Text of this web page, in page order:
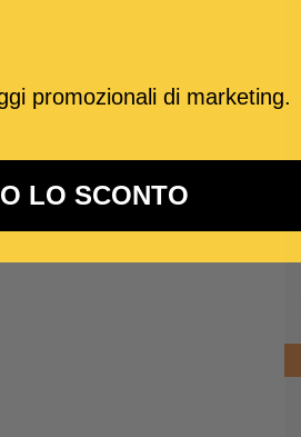
promozionali di marketing.
LO SCONTO